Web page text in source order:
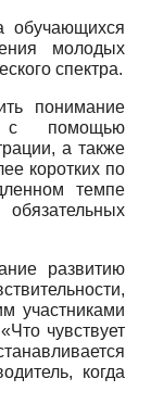
обучающихся
молодых
спектра.
понимание
с помощью
а также
коротких по
темпе
развитию
участниками
чувствует
когда